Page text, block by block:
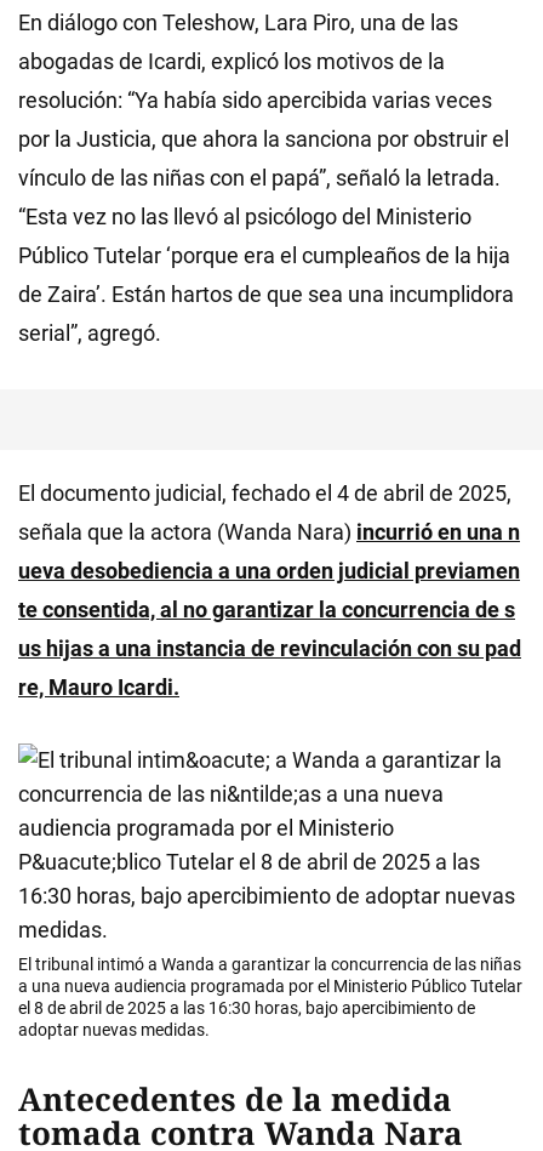
En diálogo con Teleshow, Lara Piro, una de las
abogadas de Icardi, explicó los motivos de la
resolución: “Ya había sido apercibida varias veces
por la Justicia, que ahora la sanciona por obstruir el
vínculo de las niñas con el papá”, señaló la letrada.
“Esta vez no las llevó al psicólogo del Ministerio
Público Tutelar ‘porque era el cumpleaños de la hija
de Zaira’. Están hartos de que sea una incumplidora
serial”, agregó.
El documento judicial, fechado el 4 de abril de 2025,
señala que la actora (Wanda Nara) incurrió en una n
ueva desobediencia a una orden judicial previamen
te consentida, al no garantizar la concurrencia de s
us hijas a una instancia de revinculación con su pad
re, Mauro Icardi.
El tribunal intimó a Wanda a garantizar la concurrencia de las niñas
a una nueva audiencia programada por el Ministerio Público Tutelar
el 8 de abril de 2025 a las 16:30 horas, bajo apercibimiento de
adoptar nuevas medidas.
Antecedentes de la medida
tomada contra Wanda Nara